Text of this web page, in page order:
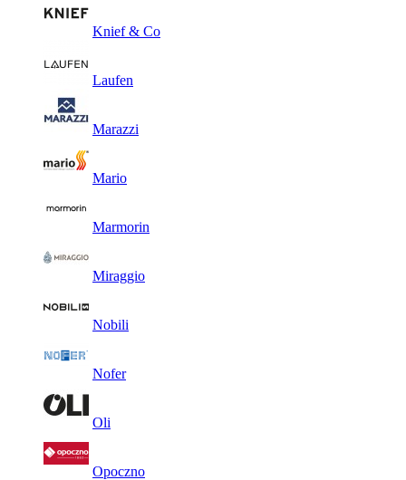
Knief & Co
Laufen
Marazzi
Mario
Marmorin
Miraggio
Nobili
Nofer
Oli
Opoczno